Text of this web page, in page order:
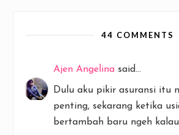
44 COMMENTS
Ajen Angelina said...
Dulu aku pikir asuransi itu
penting, sekarang ketika
bertambah baru ngeh